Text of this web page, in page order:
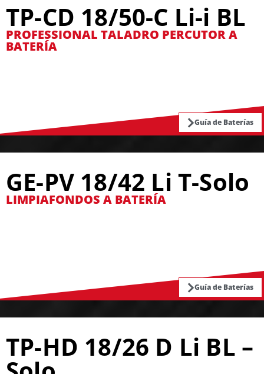
TP-CD 18/50-C Li-i BL
PROFESSIONAL TALADRO PERCUTOR A
BATERÍA
Guía de Baterías
GE-PV 18/42 Li T-Solo
LIMPIAFONDOS A BATERÍA
Guía de Baterías
TP-HD 18/26 D Li BL –